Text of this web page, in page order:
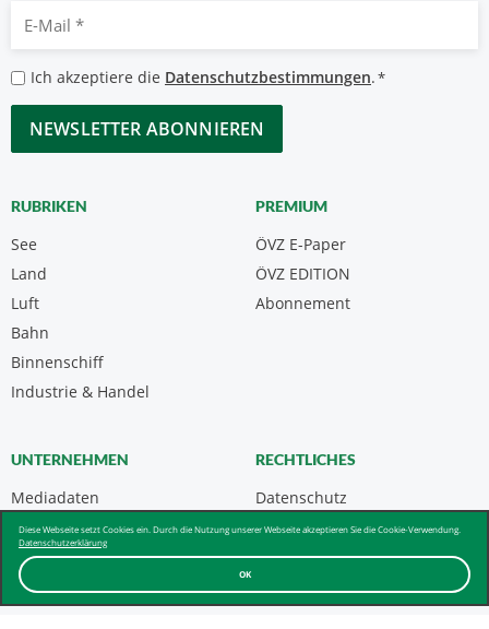
OK
Diese Webseite setzt Cookies ein. Durch die Nutzung unserer Webseite akzeptieren Sie die Cookie-Verwendung.
Datenschutzerklärung
Mail
*
Datenschutzbestimmungen
*
Ich akzeptiere die Datenschutzbestimmungen.*
CAPTCHA
RUBRIKEN
See
Land
Luft
Bahn
Binnenschiff
Industrie & Handel
PREMIUM
ÖVZ E-Paper
Abonnement
ÖVZ EDITION
UNTERNEHMEN
Mediadaten
Kontakt
Über uns & AGB
RECHTLICHES
Datenschutz
Impressum